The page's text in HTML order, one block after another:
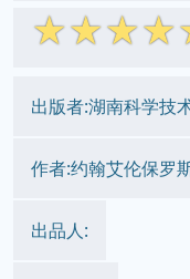
☆☆☆☆
出版者:湖南科学技
作者:约翰艾伦保罗
出品人: